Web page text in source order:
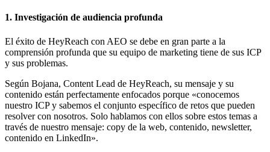
1. Investigación de audiencia profunda
El éxito de HeyReach con AEO se debe en gran parte a la
comprensión profunda que su equipo de marketing tiene de sus ICP
y sus problemas.
Según Bojana, Content Lead de HeyReach, su mensaje y su
contenido están perfectamente enfocados porque «conocemos
nuestro ICP y sabemos el conjunto específico de retos que pueden
resolver con nosotros. Solo hablamos con ellos sobre estos temas a
través de nuestro mensaje: copy de la web, contenido, newsletter,
contenido en LinkedIn».